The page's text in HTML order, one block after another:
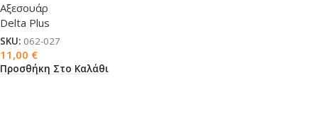
Αξεσουάρ
Delta Plus
SKU: 062-027
11,00 €
Προσθήκη Στο Καλάθι